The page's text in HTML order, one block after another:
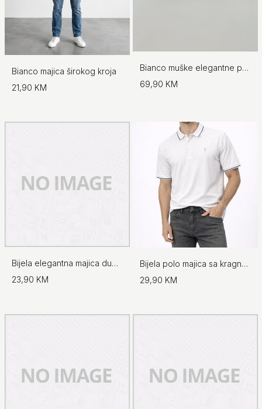
Bianco majica širokog kroja
21,90 KM
Bianco muške elegantne patike
69,90 KM
Bijela elegantna majica dugih rukava
23,90 KM
Bijela polo majica sa kragnom
29,90 KM